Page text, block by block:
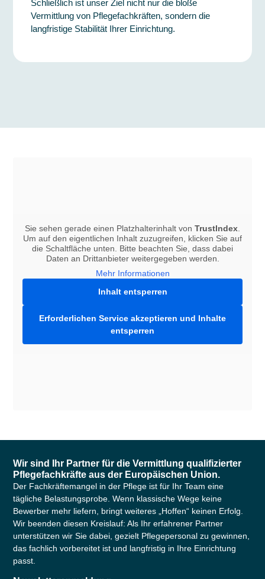
Schließlich ist unser Ziel nicht nur die bloße
Vermittlung von Pflegefachkräften, sondern die
langfristige Stabilität Ihrer Einrichtung.
Sie sehen gerade einen Platzhalterinhalt von TrustIndex
Um auf den eigentlichen Inhalt zuzugreifen, klicken Sie auf
die Schaltfläche unten. Bitte beachten Sie, dass dabei
Daten an Drittanbieter weitergegeben werden.
Mehr Informationen
Inhalt entsperren
Erforderlichen Service akzeptieren und Inhalte
entsperren
Wir sind Ihr Partner für die Vermittlung qualifizierter
Pflegefachkräfte aus der Europäischen Union.
Der Fachkräftemangel in der Pflege ist für Ihr Team eine
tägliche Belastungsprobe. Wenn klassische Wege keine
Bewerber mehr liefern, bringt weiteres „Hoffen“ keinen Erfolg.
Wir beenden diesen Kreislauf: Als Ihr erfahrener Partner
unterstützen wir Sie dabei, gezielt Pflegepersonal zu gewinnen,
das fachlich vorbereitet ist und langfristig in Ihre Einrichtung
passt.